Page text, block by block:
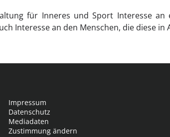
für Inneres und Sport Interesse
Interesse an den Menschen, die diese in
Impressum
Datenschutz
Mediadaten
Zustimmung ändern